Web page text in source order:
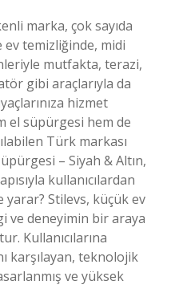
marka, çok sayıda
temizliğinde, midi
mutfakta, terazi,
gibi araçlarıyla da
hizmet
el süpürgesi hem de
Türk markası
– Siyah & Altın,
kullanıcılardan
Stilevs, küçük ev
ve deneyimin bir araya
Kullanıcılarına
karşılayan, teknolojik
ve yüksek